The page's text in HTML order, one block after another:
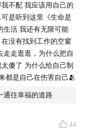
小红书｜微博｜微
｜YouTube
节目：
｜网易云音乐
不配 我应该用自己的
是听到这里《生命是
生活 我还有无限可能
没有找到工作的空窗
走逛逛，为什么把自
傻了 为什么给自己制
都是自己在伤害自己🫂
通往幸福的道路
44